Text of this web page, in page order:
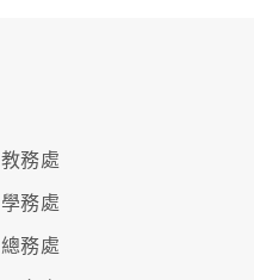
教務處
學務處
總務處